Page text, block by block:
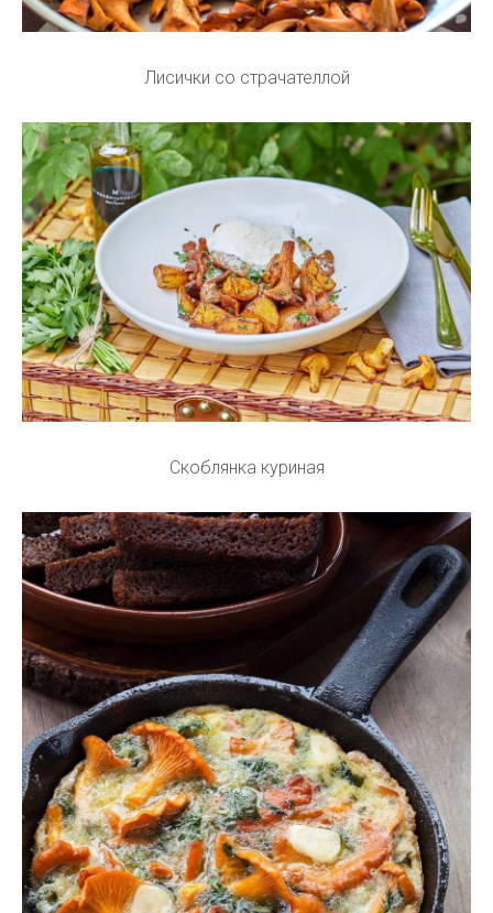
Лисички со страчателлой
Скоблянка куриная